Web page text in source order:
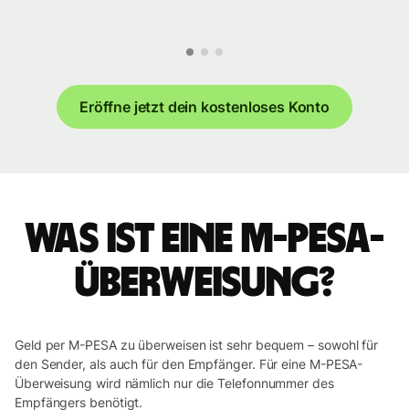
Eröffne jetzt dein kostenloses Konto
Was ist eine M-PESA-
Überweisung?
Geld per M-PESA zu überweisen ist sehr bequem – sowohl für
den Sender, als auch für den Empfänger. Für eine M-PESA-
Überweisung wird nämlich nur die Telefonnummer des
Empfängers benötigt.